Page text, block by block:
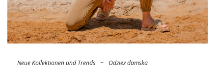
Neue Kollektionen und Trends ~ Odzież damska